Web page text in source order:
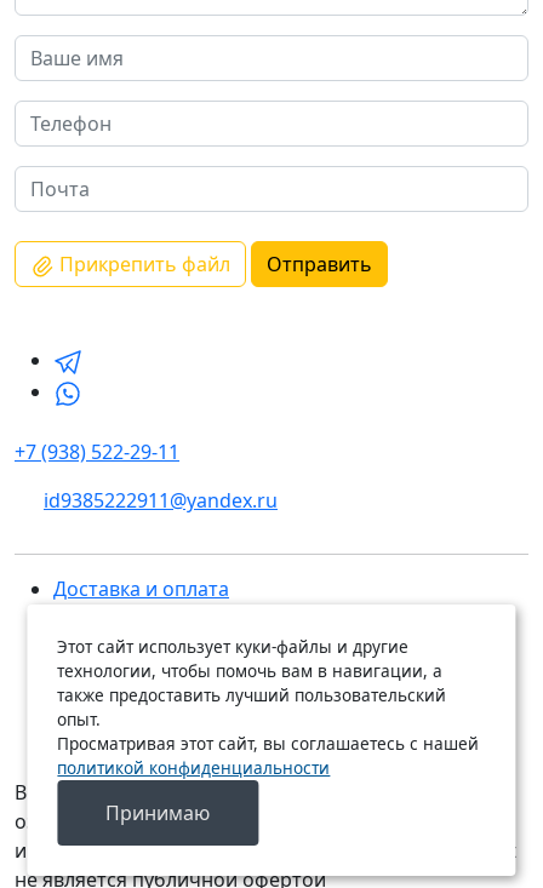
Прикрепить файл Отправить
+7 (938) 522-29-11
id9385222911@yandex.ru
Доставка и оплата
Сотрудничество
Контакты
О питомнике
Питомник декоративных растений
Вся представленная на сайте информация является
ознакомительной и носит исключительно
информационный характер и ни при каких условиях
не является публичной офертой
Этот сайт использует куки-файлы и другие
технологии, чтобы помочь вам в навигации, а
также предоставить лучший пользовательский
опыт.
Просматривая этот сайт, вы соглашаетесь с нашей
политикой конфиденциальности
Принимаю